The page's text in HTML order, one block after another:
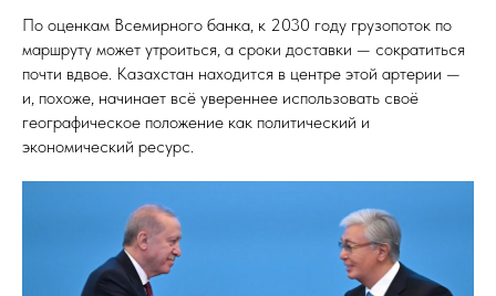
По оценкам Всемирного банка, к 2030 году грузопоток по
маршруту может утроиться, а сроки доставки — сократиться
почти вдвое. Казахстан находится в центре этой артерии —
и, похоже, начинает всё увереннее использовать своё
географическое положение как политический и
экономический ресурс.